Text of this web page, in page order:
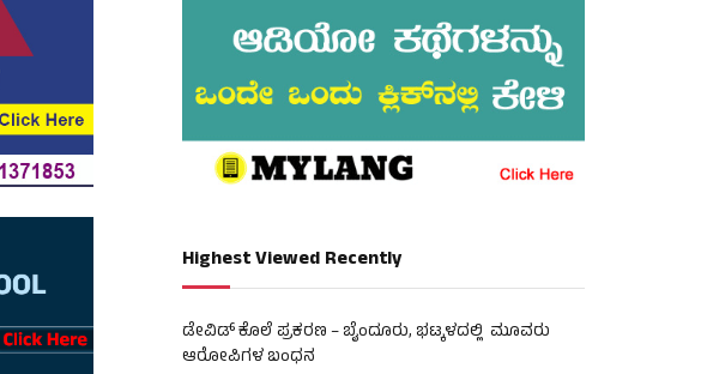
Highest Viewed Recently
ಡೇವಿಡ್ ಕೊಲೆ ಪ್ರಕರಣ – ಬೈಂದೂರು, ಭಟ್ಕಳದಲ್ಲಿ ಮೂವರು
ಆರೋಪಿಗಳ ಬಂಧನ